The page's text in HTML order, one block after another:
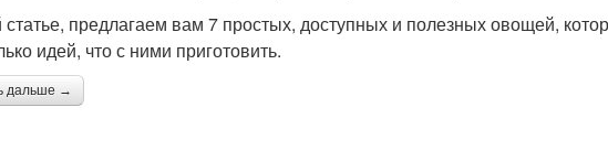
статье, предлагаем вам 7 простых, доступных и полезных овощей,
идей, что с ними приготовить.
дальше →